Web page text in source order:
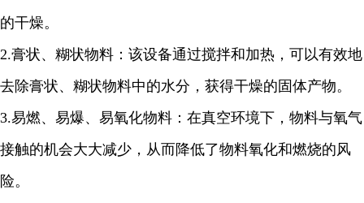
的干燥。
2.膏状、糊状物料：该设备通过搅拌和加热，可以有效地
去除膏状、糊状物料中的水分，获得干燥的固体产物。
3.易燃、易爆、易氧化物料：在真空环境下，物料与氧气
接触的机会大大减少，从而降低了物料氧化和燃烧的风
险。